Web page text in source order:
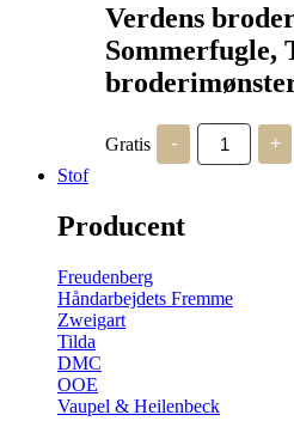
Verdens
Sommerfugle,
Gratis -
Verdens
broderidag
2026
+
Stof
Producent
Freudenberg
Håndarbejdets Fremme
Zweigart
Tilda
DMC
OOE
Vaupel & Heilenbeck